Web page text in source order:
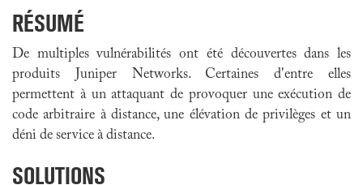
RÉSUMÉ
De multiples vulnérabilités ont été découvertes dans les
produits Juniper Networks. Certaines d'entre elles
permettent à un attaquant de provoquer une exécution de
code arbitraire à distance, une élévation de privilèges et un
déni de service à distance.
SOLUTIONS